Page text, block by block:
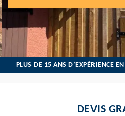
PLUS DE 15 ANS D’EXPÉRIENCE
DEVIS